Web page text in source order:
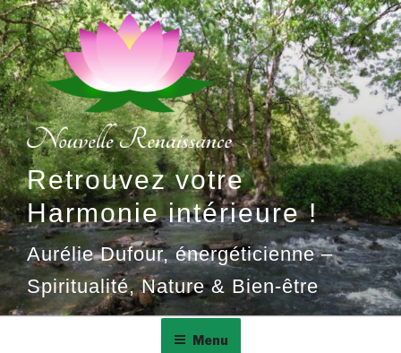
Aller
au
contenu
principal
Retrouvez votre
Harmonie intérieure !
Aurélie Dufour, énergéticienne –
Spiritualité, Nature & Bien-être
Menu